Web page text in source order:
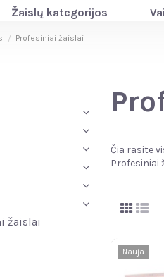
Žaislų kategorijos
Profesiniai žaislai
Čia rasite
Profesiniai
Nauja
žaislai